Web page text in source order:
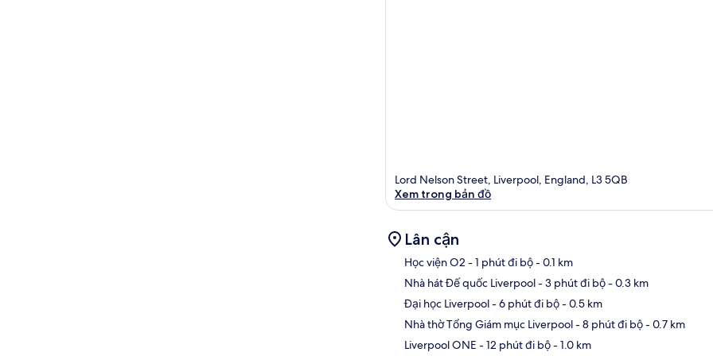
Lord Nelson Street, Liverpool, England, L3 5QB
Xem trong bản đồ
Lân cận
Học viện O2 - 1 phút đi bộ- 0.1 km
Nhà hát Đế quốc Liverpool- 3 phút đi bộ- 0.3 km
Đại học Liverpool- 6 phút đi bộ- 0.5 km
Nhà thờ Tổng Giám mục Liverpool- 8 phút đi bộ- 0.7 km
Liverpool ONE - 12 phút đi bộ- 1.0 km